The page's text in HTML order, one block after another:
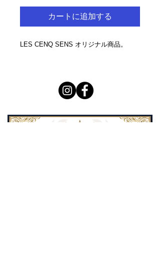
カートに追加する
LES CENQ SENS オリジナル商品。